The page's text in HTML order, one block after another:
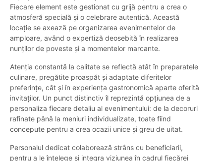
Fiecare element este gestionat cu grijă pentru a crea o
atmosferă specială și o celebrare autentică. Această
locație se axează pe organizarea evenimentelor de
amploare, având o expertiză deosebită în realizarea
nunților de poveste și a momentelor marcante.
Atenția constantă la calitate se reflectă atât în preparatele
culinare, pregătite proaspăt și adaptate diferitelor
preferințe, cât și în experiența gastronomică aparte oferită
invitaților. Un punct distinctiv îl reprezintă opțiunea de a
personaliza fiecare detaliu al evenimentului: de la decoruri
rafinate până la meniuri individualizate, toate fiind
concepute pentru a crea ocazii unice și greu de uitat.
Personalul dedicat colaborează strâns cu beneficiarii,
pentru a le înțelege și integra viziunea în cadrul fiecărei